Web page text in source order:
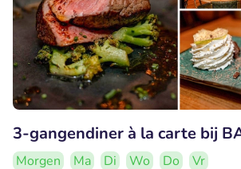
3-gangendiner à la carte bij
Morgen Ma Di Wo Do
Vr